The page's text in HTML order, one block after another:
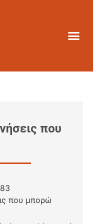
που
που μπορώ